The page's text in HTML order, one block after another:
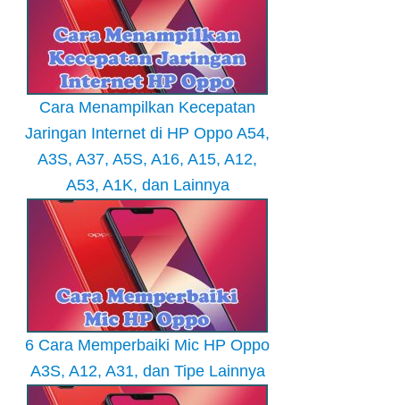
Cara Menampilkan Kecepatan
Jaringan Internet di HP Oppo A54,
A3S, A37, A5S, A16, A15, A12,
A53, A1K, dan Lainnya
6 Cara Memperbaiki Mic HP Oppo
A3S, A12, A31, dan Tipe Lainnya